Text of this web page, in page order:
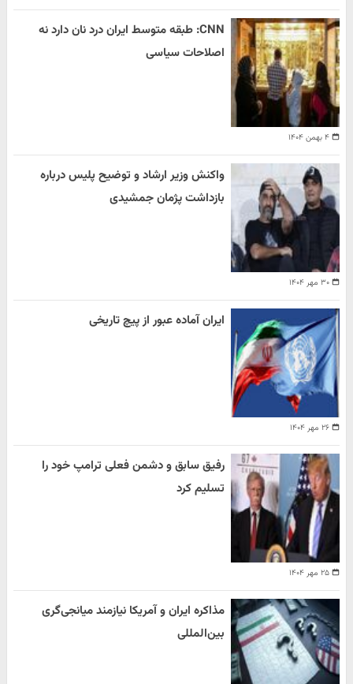
۴ بهمن ۱۴۰۴
CNN: طبقه متوسط ایران درد نان دارد نه
اصلاحات سیاسی
۳۰ مهر ۱۴۰۴
واکنش وزیر ارشاد و توضیح پلیس درباره
بازداشت پژمان جمشیدی
۲۶ مهر ۱۴۰۴
ایران آماده عبور از پیچ تاریخی
۲۵ مهر ۱۴۰۴
رفیق سابق و دشمن فعلی ترامپ خود را
تسلیم کرد
مذاکره ایران و آمریکا نیازمند میانجی‌گری
بین‌المللی